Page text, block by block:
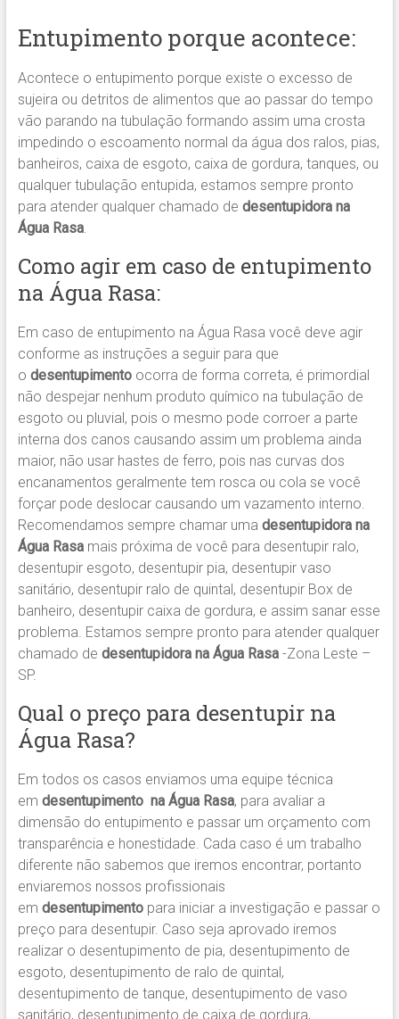
Entupimento porque acontece:
Acontece o entupimento porque existe o excesso de
sujeira ou detritos de alimentos que ao passar do tempo
vão parando na tubulação formando assim uma crosta
impedindo o escoamento normal da água dos ralos, pias,
banheiros, caixa de esgoto, caixa de gordura, tanques, ou
qualquer tubulação entupida, estamos sempre pronto
para atender qualquer chamado de desentupidora na
Água Rasa.
Como agir em caso de entupimento
na Água Rasa:
Em caso de entupimento na Água Rasa você deve agir
conforme as instruções a seguir para que
o desentupimentoocorra de forma correta, é primordial
não despejar nenhum produto químico na tubulação de
esgoto ou pluvial, pois o mesmo pode corroer a parte
interna dos canos causando assim um problema ainda
maior, não usar hastes de ferro, pois nas curvas dos
encanamentos geralmente tem rosca ou cola se você
forçar pode deslocar causando um vazamento interno.
Recomendamos sempre chamar uma desentupidora na
Água Rasamais próxima de você para desentupir ralo,
desentupir esgoto, desentupir pia, desentupir vaso
sanitário, desentupir ralo de quintal, desentupir Box de
banheiro, desentupir caixa de gordura, e assim sanar esse
problema. Estamos sempre pronto para atender qualquer
chamado de desentupidora na Água Rasa-Zona Leste –
SP.
Qual o preço para desentupir na
Água Rasa?
Em todos os casos enviamos uma equipe técnica
em desentupimento na Água Rasa, para avaliar a
dimensão do entupimento e passar um orçamento com
transparência e honestidade. Cada caso é um trabalho
diferente não sabemos que iremos encontrar, portanto
enviaremos nossos profissionais
em desentupimentopara iniciar a investigação e passar o
preço para desentupir. Caso seja aprovado iremos
realizar o desentupimento de pia, desentupimento de
esgoto, desentupimento de ralo de quintal,
desentupimento de tanque, desentupimento de vaso
sanitário, desentupimento de caixa de gordura,